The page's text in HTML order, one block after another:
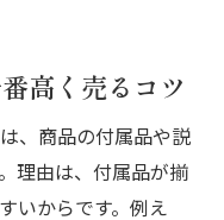
高く売るコツ
、商品の付属品や説
理由は、付属品が揃
いからです。例え